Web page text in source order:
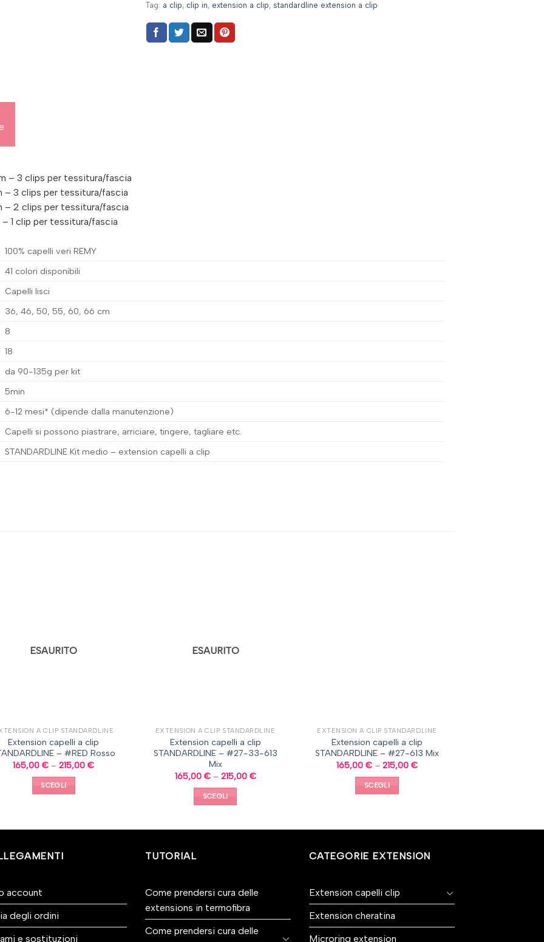
Tag: a clip, clip in, extension a clip, standardline extension a clip
– 3 clips per tessitura/fascia
– 3 clips per tessitura/fascia
– 2 clips per tessitura/fascia
1 clip per tessitura/fascia
100% capelli veri REMY
41 colori disponibili
Capelli lisci
36, 46, 50, 55, 60, 66 cm
8
18
da 90-135g per kit
5min
6-12 mesi* (dipende dalla manutenzione)
Capelli si possono piastrare, arriciare, tingere, tagliare etc.
STANDARDLINE Kit medio – extension capelli a clip
ESAURITO
A CLIP STANDARDLINE
Extension capelli a clip
– #RED Rosso
165,00€ –215,00€
SCEGLI
ESAURITO
EXTENSION A CLIP STANDARDLINE
Extension capelli a clip
STANDARDLINE – #27-33-613
Mix
165,00 €– 215,00 €
SCEGLI
EXTENSION A CLIP STANDARDLINE
Extension capelli a clip
STANDARDLINE – #27-613 Mix
165,00 €– 215,00 €
SCEGLI
account
degli ordini
e sostituzioni
TUTORIAL
Come prendersi cura delle
extensions in termofibra
Come prendersi cura delle
CATEGORIE EXTENSION
Extension capelli clip
Extension cheratina
Microring extension